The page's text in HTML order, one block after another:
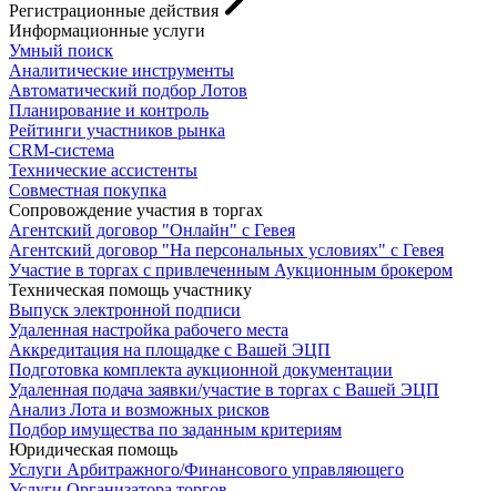
Регистрационные действия
Информационные услуги
Умный поиск
Аналитические инструменты
Автоматический подбор Лотов
Планирование и контроль
Рейтинги участников рынка
CRM-система
Технические ассистенты
Совместная покупка
Сопровождение участия в торгах
Агентский договор "Онлайн" с Гевея
Агентский договор "На персональных условиях" с Гевея
Участие в торгах с привлеченным Аукционным брокером
Техническая помощь участнику
Выпуск электронной подписи
Удаленная настройка рабочего места
Аккредитация на площадке с Вашей ЭЦП
Подготовка комплекта аукционной документации
Удаленная подача заявки/участие в торгах с Вашей ЭЦП
Анализ Лота и возможных рисков
Подбор имущества по заданным критериям
Юридическая помощь
Услуги Арбитражного/Финансового управляющего